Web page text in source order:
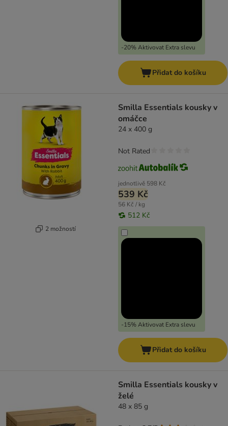
-20% Aktivovat Extra slevu
Přidat do košíku
2 možností
Smilla Essentials kousky v
omáčce
24 x 400 g
jednotlivě 598 Kč
539 Kč
56 Kč / kg
512 Kč
-15% Aktivovat Extra slevu
Not Rated
Přidat do košíku
Smilla Essentials kousky v
želé
48 x 85 g